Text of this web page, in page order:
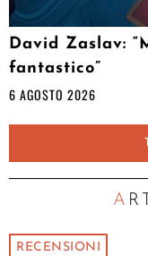
David Zaslav:
fantastico”
6 AGOSTO 2026
RECENSIONI